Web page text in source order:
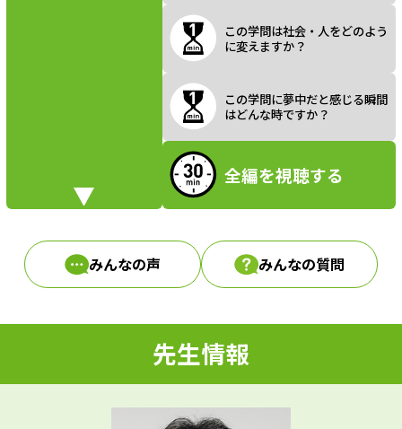
y
V
i
d
e
この学問は社会・人をどのよう
に変えますか？
この学問に夢中だと感じる瞬間
はどんな時ですか？
全編を視聴する
みんなの声 みんなの質問
先生情報